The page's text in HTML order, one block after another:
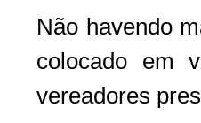
Não havendo
colocado em
vereadores